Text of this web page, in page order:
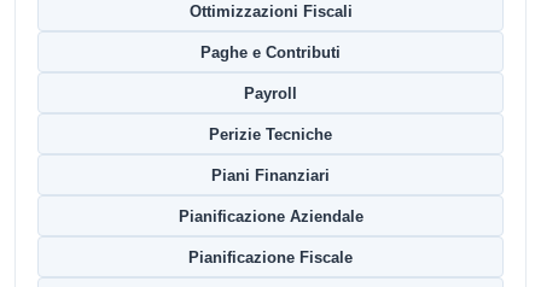
Ottimizzazioni Fiscali
Paghe e Contributi
Payroll
Perizie Tecniche
Piani Finanziari
Pianificazione Aziendale
Pianificazione Fiscale